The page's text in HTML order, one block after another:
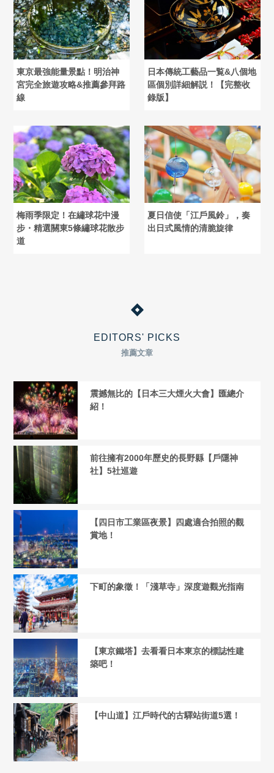
東京最強能量景點！明治神
宮完全旅遊攻略&推薦參拜路
線
日本傳統工藝品一覧&八個地
區個別詳細解説！【完整收
錄版】
梅雨季限定！在繡球花中漫
步・精選關東5條繡球花散步
道
夏日信使「江戶風鈴」，奏
出日式風情的清脆旋律
EDITORS' PICKS
推薦文章
震撼無比的【日本三大煙火大會】匯總介
紹！
前往擁有2000年歷史的長野縣【戶隱神
社】5社巡遊
【四日市工業區夜景】四處適合拍照的觀
賞地！
下町的象徵！「淺草寺」深度遊觀光指南
【東京鐵塔】去看看日本東京的標誌性建
築吧！
【中山道】江戶時代的古驛站街道5選！